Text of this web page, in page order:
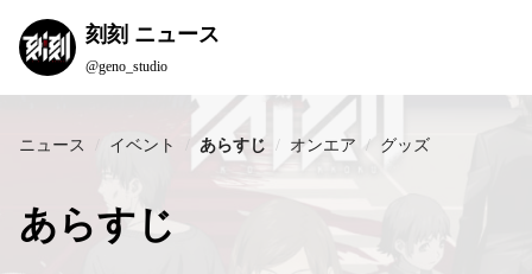
刻刻 ニュース
@geno_studio
ニュース イベント あらすじ オンエア グッズ
あらすじ